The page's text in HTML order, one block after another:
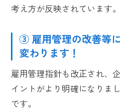
考え方が反映されています。
③ 雇用管理の改善等
変わります！
雇用管理指針も改正され、
イントがより明確になりま
です。